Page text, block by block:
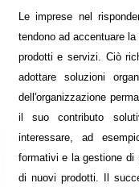
Le imprese nel
tendono ad accentuare
prodotti e servizi. Ciò
adottare soluzioni
dell'organizzazione
il suo contributo
interessare, ad
formativi e la gestione di
di nuovi prodotti. Il